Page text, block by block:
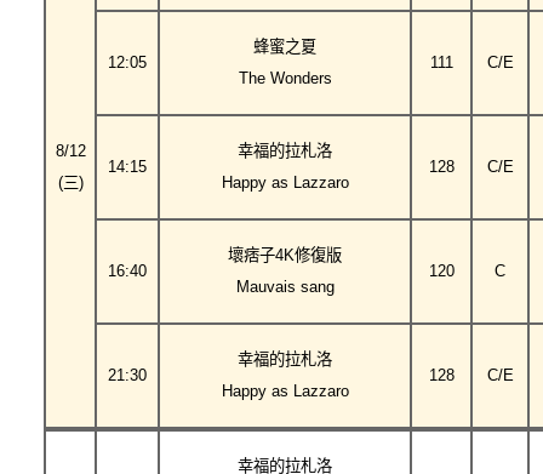
8/12
(三)
12:05
蜂蜜之夏
The Wonders
111 C/E
14:15
幸福的拉札洛
Happy as Lazzaro
128 C/E
16:40
壞痞子4K修復版
Mauvais sang
120 C
21:30
幸福的拉札洛
Happy as Lazzaro
128 C/E
幸福的拉札洛